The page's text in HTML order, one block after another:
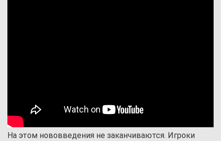
На этом нововведения не заканчиваются. Игроки